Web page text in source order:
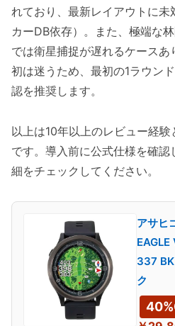
れており、最新レイアウトに
カーDB依存）。また、極端な
では衛星捕捉が遅れるケース
初は迷うため、最初の1ラウン
認を推奨します。
以上は10年以上のレビュー経
です。導入前に公式仕様を確
細をチェックしてください。
アサヒ
337
ク